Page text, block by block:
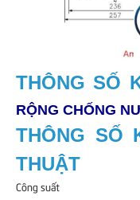
THÔNG SỐ
RỘNG CHỐNG
THÔNG SỐ
THUẬT
Công suất